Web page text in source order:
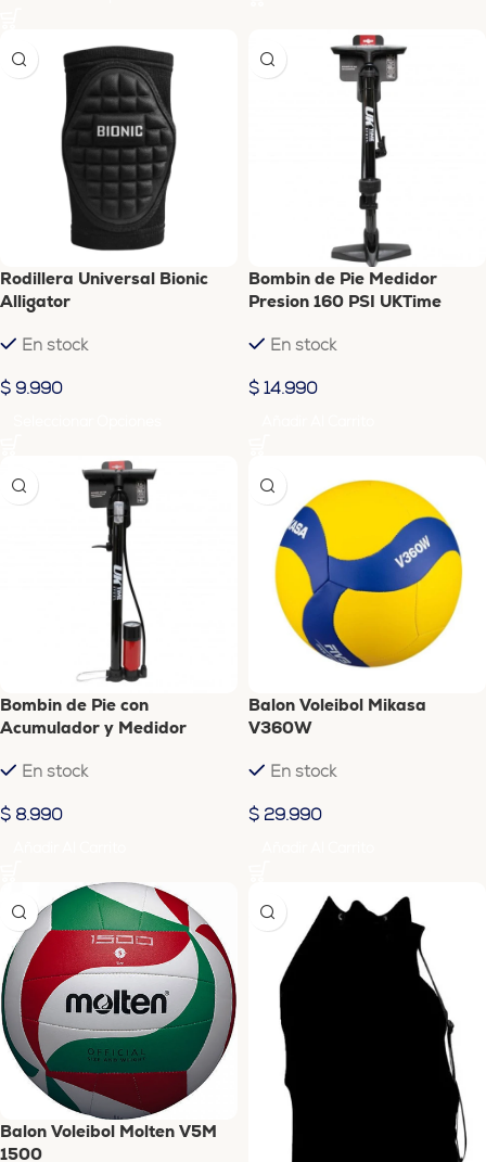
Rodillera Universal Bionic
Alligator
En stock
$ 9.990
Bombin de Pie Medidor
Presion 160 PSI UKTime
En stock
$ 14.990
Bombin de Pie con
Acumulador y Medidor
En stock
$ 8.990
Balon Voleibol Mikasa
V360W
En stock
$ 29.990
Balon Voleibol Molten V5M
1500